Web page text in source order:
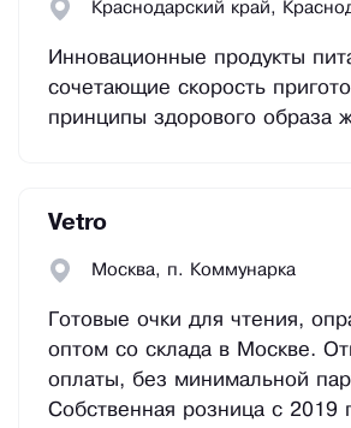
Краснодарский край,
Инновационные продукты
сочетающие скорость
принципы здорового образа
Vetro
Москва, п. Коммунарка
Готовые очки для чтения,
оптом со склада в Москве.
оплаты, без минимальной
Собственная розница с 2019